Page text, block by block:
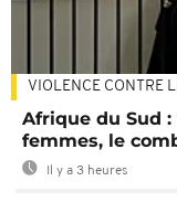
VIOLENCE CONTRE
Afrique du Sud
femmes, le
Il y a 3 heures